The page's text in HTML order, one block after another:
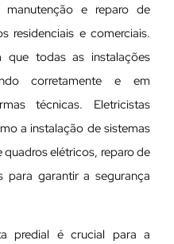
manutenção e reparo de
residenciais e comerciais.
que todas as instalações
corretamente e em
técnicas. Eletricistas
a instalação de sistemas
elétricos, reparo de
para garantir a segurança
predial é crucial para a